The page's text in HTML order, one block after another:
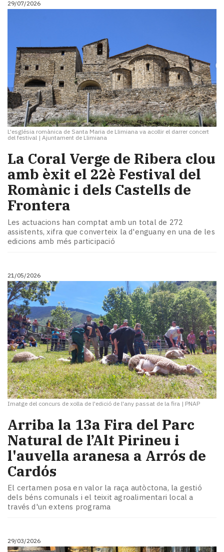
i
Mai
tant!
TV
i
mitjans
El
temps
Reportatges
Enquestes
A
escena!
Dis
la
Subscriptors
La
Pallars
Contingut
patrocinat
Lo
més
llegit...
Editorial
29/07/2026
L'església romànica de Santa Maria de Llimiana va acollir el darrer concert
del festival | Ajuntament de Llimiana
La Coral Verge de Ribera clou
amb èxit el 22è Festival del
Romànic i dels Castells de
Frontera
Les actuacions han comptat amb un total de 272
assistents, xifra que converteix la d'enguany en una de les
edicions amb més participació
21/05/2026
Imatge del concurs de xolla de l'edició de l'any passat de la fira | PNAP
Arriba la 13a Fira del Parc
Natural de l’Alt Pirineu i
l'auvella aranesa a Arrós de
Cardós
El certamen posa en valor la raça autòctona, la gestió
dels béns comunals i el teixit agroalimentari local a
través d'un extens programa
29/03/2026